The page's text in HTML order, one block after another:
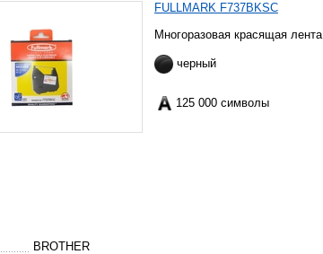
FULLMARK F737BKSC
Многоразовая красящая лента
черный
125 000 символы
BROTHER